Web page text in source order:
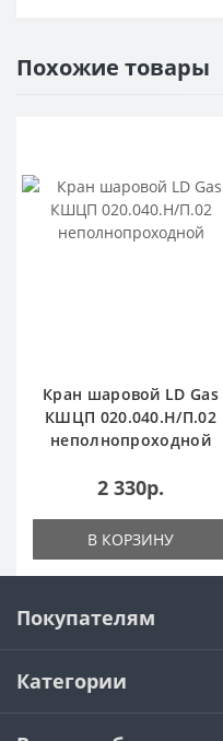
Похожие товары
Кран шаровой LD Gas
КШЦП 020.040.Н/П.02
неполнопроходной
2 330р.
В КОРЗИНУ
Покупателям
Категории